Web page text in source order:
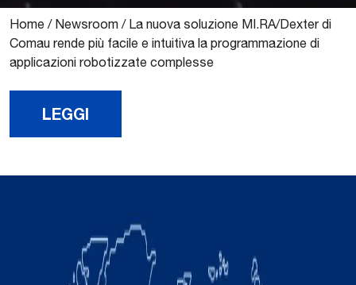
Home / Newsroom / La nuova soluzione MI.RA/Dexter di
Comau rende più facile e intuitiva la programmazione di
applicazioni robotizzate complesse
LEGGI